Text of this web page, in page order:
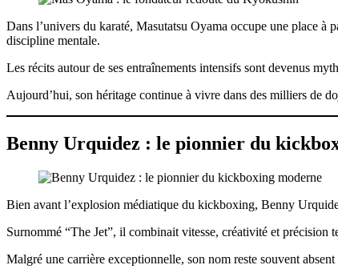
Dans l’univers du karaté, Masutatsu Oyama occupe une place
discipline mentale.
Les récits autour de ses entraînements intensifs sont devenus
Aujourd’hui, son héritage continue à vivre dans des milliers de
Benny Urquidez : le pionnier du
Bien avant l’explosion médiatique du kickboxing, Benny
Surnommé “The Jet”, il combinait vitesse, créativité et précision
Malgré une carrière exceptionnelle, son nom reste souvent